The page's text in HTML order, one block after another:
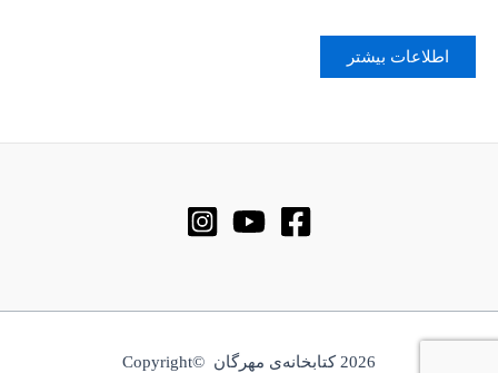
اطلاعات بیشتر
2026 کتابخانه‌ی مهرگان ©Copyright